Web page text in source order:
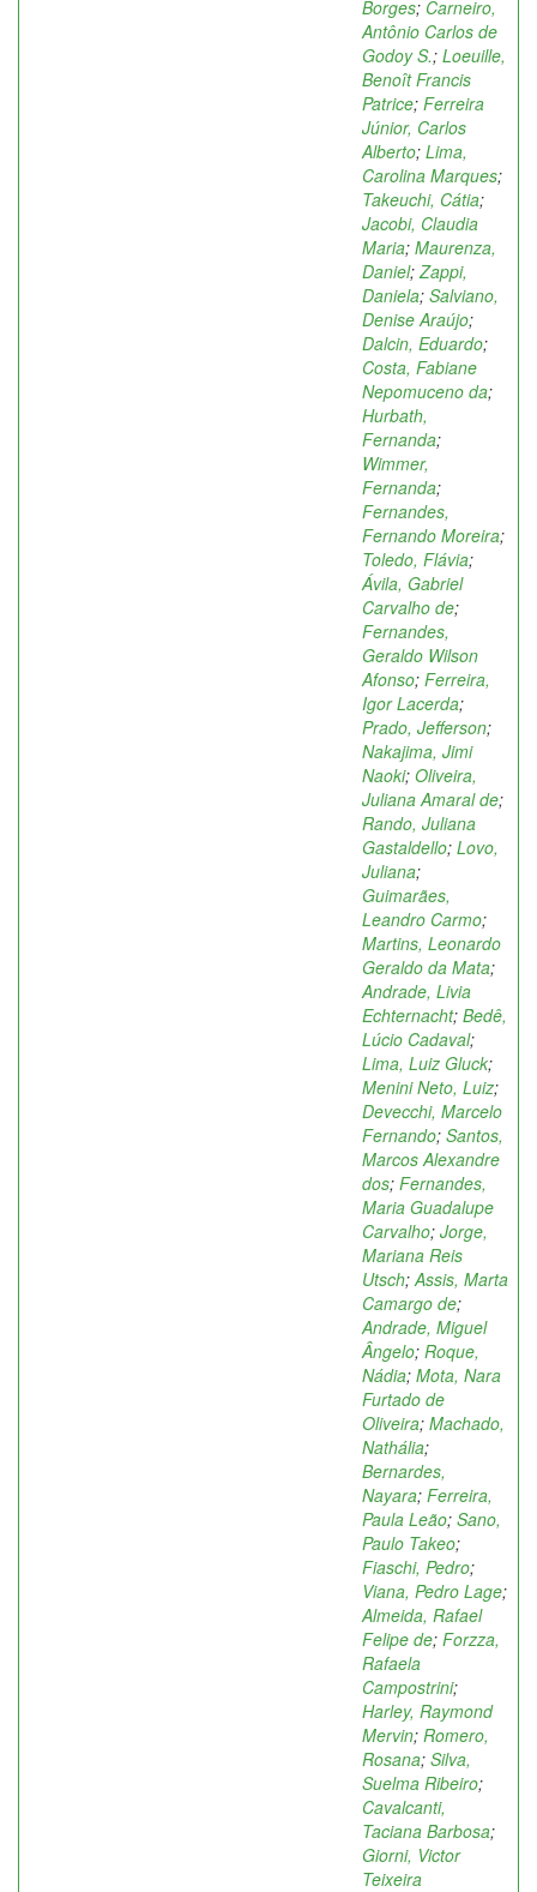
Borges; Carneiro,
Antônio Carlos de
Godoy S.; Loeuille,
Benoît Francis
Patrice; Ferreira
Júnior, Carlos
Alberto; Lima,
Carolina Marques;
Takeuchi, Cátia;
Jacobi, Claudia
Maria; Maurenza,
Daniel;Zappi,
Daniela; Salviano,
Denise Araújo;
Dalcin, Eduardo;
Costa, Fabiane
Nepomuceno da;
Hurbath,
Fernanda;
Wimmer,
Fernanda;
Fernandes,
Fernando Moreira;
Toledo, Flávia;
Ávila, Gabriel
Carvalho de;
Fernandes,
Geraldo Wilson
Afonso; Ferreira,
Igor Lacerda;
Prado, Jefferson;
Nakajima, Jimi
Naoki; Oliveira,
Juliana Amaral de;
Rando, Juliana
Gastaldello; Lovo,
Juliana;
Guimarães,
Leandro Carmo;
Martins, Leonardo
Geraldo da Mata;
Andrade, Livia
Echternacht; Bedê,
Lúcio Cadaval;
Lima, Luiz Gluck;
Menini Neto, Luiz;
Devecchi, Marcelo
Fernando; Santos,
Marcos Alexandre
dos; Fernandes,
Maria Guadalupe
Carvalho; Jorge,
Mariana Reis
Utsch;Assis, Marta
Camargo de;
Andrade, Miguel
Ângelo; Roque,
Nádia; Mota, Nara
Furtado de
Oliveira; Machado,
Nathália;
Bernardes,
Nayara; Ferreira,
Paula Leão; Sano,
Paulo Takeo;
Fiaschi, Pedro;
Viana, Pedro Lage;
Almeida, Rafael
Felipe de; Forzza,
Rafaela
Campostrini;
Harley, Raymond
Mervin; Romero,
Rosana; Silva,
Suelma Ribeiro;
Cavalcanti,
Taciana Barbosa;
Giorni, Victor
Teixeira